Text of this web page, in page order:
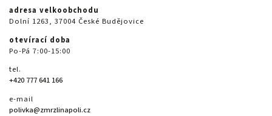
adresa velkoobchodu
Dolní 1263, 37004 České Budějovice
otevírací doba
Po-Pá 7:00-15:00
tel.
+420 777 641 166
e-mail
polivka@zmrzlinapoli.cz